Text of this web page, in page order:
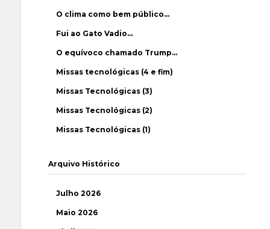
O clima como bem público…
Fui ao Gato Vadio…
O equívoco chamado Trump…
Missas tecnológicas (4 e fim)
Missas Tecnológicas (3)
Missas Tecnológicas (2)
Missas Tecnológicas (1)
Arquivo Histórico
Julho 2026
Maio 2026